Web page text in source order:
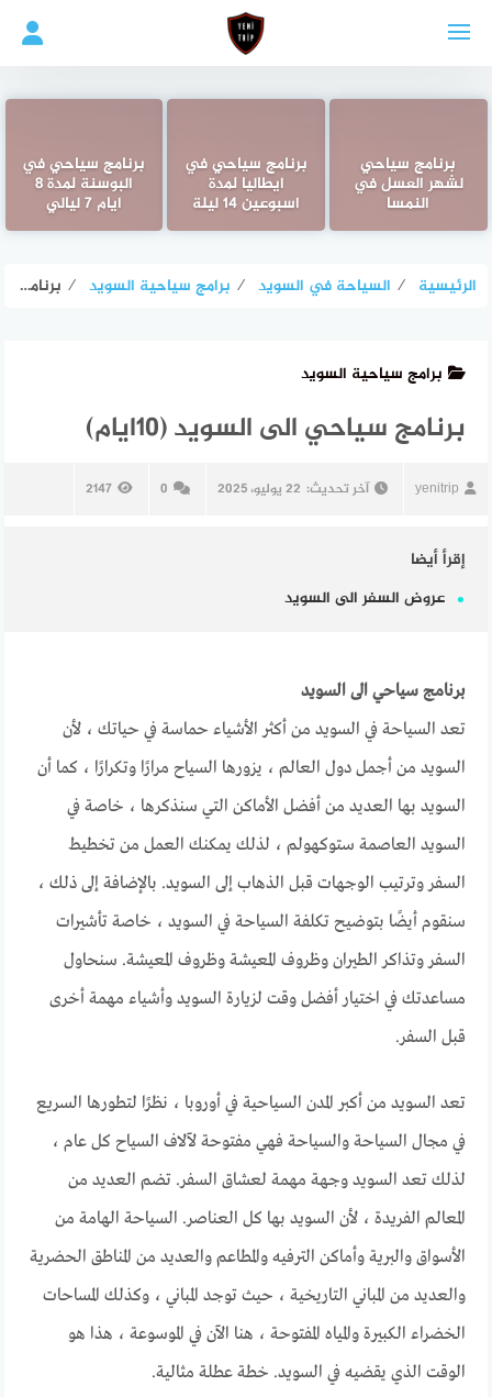
برنامج سياحي
لشهر العسل في
النمسا
برنامج سياحي في
ايطاليا لمدة
اسبوعين 14 ليلة
برنامج سياحي في
البوسنة لمدة 8
ايام 7 ليالي
الرئيسية ⁄ السياحة في السويد ⁄ برامج سياحية السويد ⁄ برنامج سياحي الى السويد (10ايام)
برامج سياحية السويد
برنامج سياحي الى السويد (10ايام)
yenitrip آخر تحديث: 22 يوليو، 2025 0
2147
إقرأ أيضا
عروض السفر الى السويد
برنامج سياحي الى السويد
تعد السياحة في السويد من أكثر الأشياء حماسة في حياتك ، لأن
السويد من أجمل دول العالم ، يزورها السياح مرارًا وتكرارًا ، كما أن
السويد بها العديد من أفضل الأماكن التي سنذكرها ، خاصة في
السويد العاصمة ستوكهولم ، لذلك يمكنك العمل من تخطيط
السفر وترتيب الوجهات قبل الذهاب إلى السويد. بالإضافة إلى ذلك ،
سنقوم أيضًا بتوضيح تكلفة السياحة في السويد ، خاصة تأشيرات
السفر وتذاكر الطيران وظروف المعيشة وظروف المعيشة. سنحاول
مساعدتك في اختيار أفضل وقت لزيارة السويد وأشياء مهمة أخرى
قبل السفر.
تعد السويد من أكبر المدن السياحية في أوروبا ، نظرًا لتطورها السريع
في مجال السياحة والسياحة فهي مفتوحة لآلاف السياح كل عام ،
لذلك تعد السويد وجهة مهمة لعشاق السفر. تضم العديد من
المعالم الفريدة ، لأن السويد بها كل العناصر. السياحة الهامة من
الأسواق والبرية وأماكن الترفيه والمطاعم والعديد من المناطق الحضرية
والعديد من المباني التاريخية ، حيث توجد المباني ، وكذلك المساحات
الخضراء الكبيرة والمياه المفتوحة ، هنا الآن في الموسوعة ، هذا هو
الوقت الذي يقضيه في السويد. خطة عطلة مثالية.